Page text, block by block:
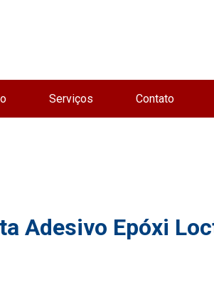
Serviços Contato
Adesivo Epóxi